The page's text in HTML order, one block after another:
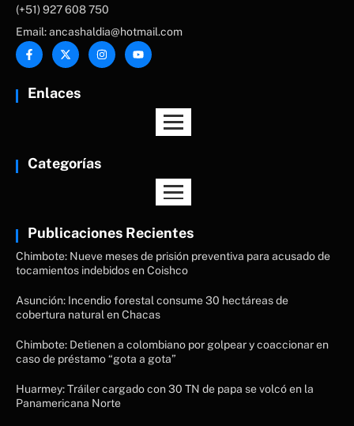
(+51) 927 608 750
Email: ancashaldia@hotmail.com
Enlaces
Categorías
Publicaciones Recientes
Chimbote: Nueve meses de prisión preventiva para acusado de
tocamientos indebidos en Coishco
Asunción: Incendio forestal consume 30 hectáreas de
cobertura natural en Chacas
Chimbote: Detienen a colombiano por golpear y coaccionar en
caso de préstamo “gota a gota”
Huarmey: Tráiler cargado con 30 TN de papa se volcó en la
Panamericana Norte